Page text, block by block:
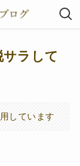
サラして
しています